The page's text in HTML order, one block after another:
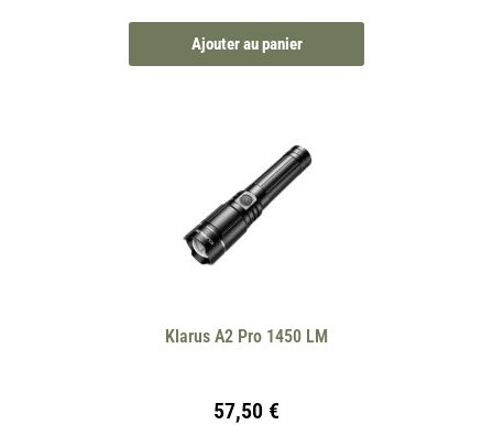
Ajouter au panier
Klarus A2 Pro 1450 LM
57,50 €